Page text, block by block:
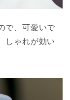
で、可愛いで
しゃれが効い